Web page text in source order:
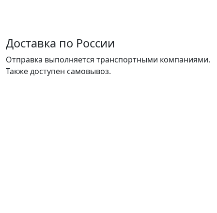
Доставка по России
Отправка выполняется транспортными компаниями.
Также доступен самовывоз.